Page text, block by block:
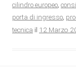
cilindro europeo,
porta di ingresso,
tecnica il 12 Marzo